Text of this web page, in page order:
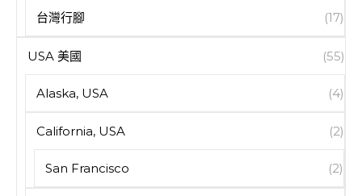
台灣行腳 (17)
USA 美國 (55)
Alaska, USA (4)
California, USA (2)
San Francisco (2)